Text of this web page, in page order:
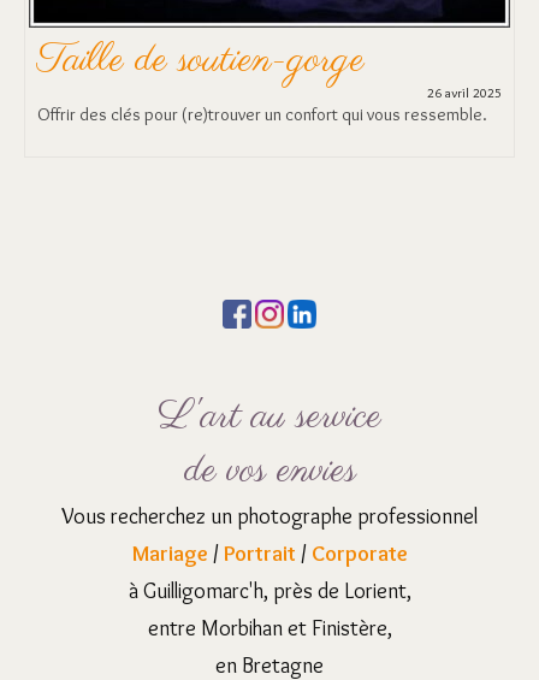
Taille de soutien-gorge
26 avril 2025
Offrir des clés pour (re)trouver un confort qui vous ressemble.
L'art au service
de vos envies
Vous recherchez un photographe professionnel
Mariage /Portrait / Corporate
à Guilligomarc'h, près de Lorient,
entre Morbihan et Finistère,
en Bretagne